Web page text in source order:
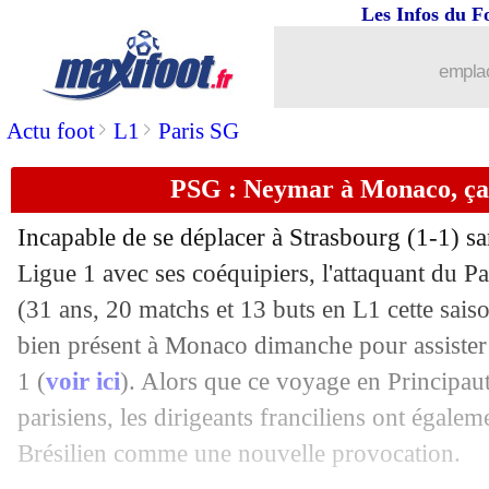
Actu foot> L1 > Paris SG
Les Infos du
PSG : Neymar à Monaco, ça
Incapable de se déplacer à Strasbourg (1-1)
Ligue 1 avec ses coéquipiers, l'attaquant du
(31 ans, 20 matchs et 13 buts en L1 cette
bien présent à Monaco dimanche pour
1 (voir ici). Alors que ce voyage en
parisiens, les dirigeants franciliens ont
Brésilien comme une nouvelle provocation.
: Allegri n'a pas une équipe pour
29/05 Chelsea: Pochettino, c'est fait !
29/05 Barça: prolongation imminente pour
29/05 PSG: Neymar ironise sur les rumeurs
29/05 Trophées UNFP: Mendes, Cabella
29/05 Atletico: Griezmann et son retour en
29/05 Bayern: un ancien craint un départ